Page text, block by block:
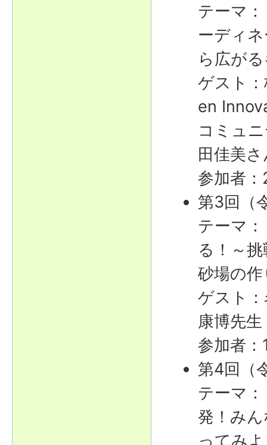
テーマ
ーディ
ら広が
ゲスト
en
コミュ
田佳美
参加者
第3回（
テーマ
る！～
砂場の
ゲスト
康博先生
参加者：
第4回（
テーマ
発！み
ってみ